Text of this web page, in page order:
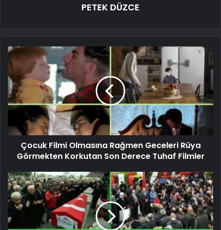
PETEK DÜZCE
Çocuk Filmi Olmasına Rağmen Geceleri Rüya
Görmekten Korkutan Son Derece Tuhaf Filmler